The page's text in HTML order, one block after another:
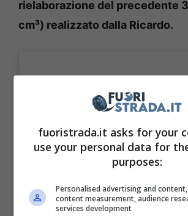
rielaborazione del precedente
cm³) realizzato dalla Ricardo.
fuoristrada.it asks for your
use your personal data for
purposes:
Personalised advertising and
content measurement, audience
services development